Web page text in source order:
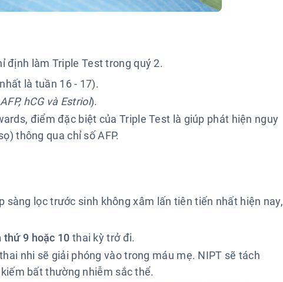
định làm Triple Test trong quý 2.
là tuần 16 - 17).
AFP, hCG và Estriol).
điểm đặc biệt của Triple Test là giúp phát hiện nguy
thông qua chỉ số AFP.
lọc trước sinh không xâm lấn tiên tiến nhất hiện nay,
thứ 9 hoặc 10 thai kỳ trở đi.
nhi sẽ giải phóng vào trong máu mẹ. NIPT sẽ tách
bất thường nhiễm sắc thể.